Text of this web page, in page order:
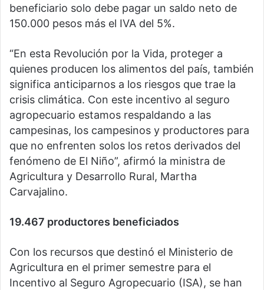
beneficiario solo debe pagar un saldo neto de
150.000 pesos más el IVA del 5%.
“En esta Revolución por la Vida, proteger a
quienes producen los alimentos del país, también
significa anticiparnos a los riesgos que trae la
crisis climática. Con este incentivo al seguro
agropecuario estamos respaldando a las
campesinas, los campesinos y productores para
que no enfrenten solos los retos derivados del
fenómeno de El Niño”, afirmó la ministra de
Agricultura y Desarrollo Rural, Martha
Carvajalino.
19.467 productores beneficiados
Con los recursos que destinó el Ministerio de
Agricultura en el primer semestre para el
Incentivo al Seguro Agropecuario (ISA), se han